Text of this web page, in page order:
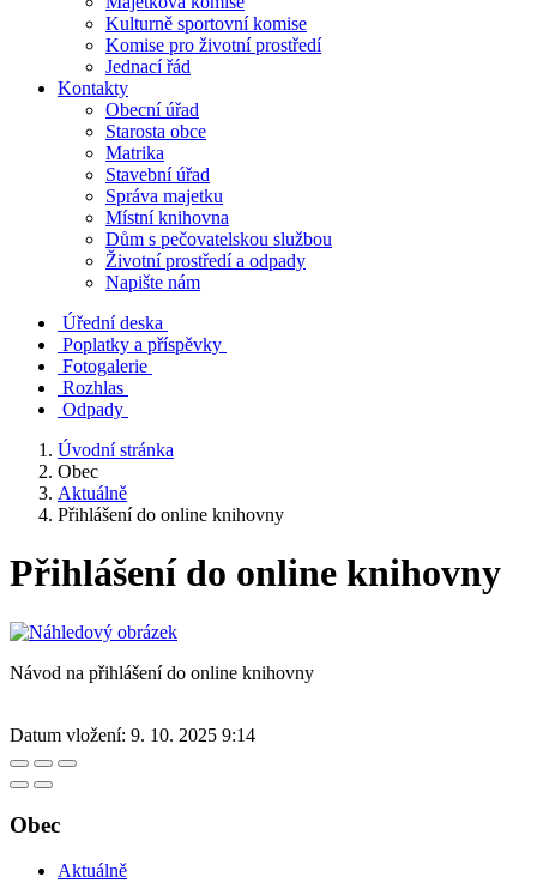
Kulturně sportovní komise
Komise pro životní prostředí
Jednací řád
Kontakty
Obecní úřad
Starosta obce
Matrika
Stavební úřad
Správa majetku
Místní knihovna
Dům s pečovatelskou službou
Životní prostředí a odpady
Napište nám
Úřední deska
Poplatky a příspěvky
Fotogalerie
Rozhlas
Odpady
Úvodní stránka
Obec
Aktuálně
Přihlášení do online knihovny
Přihlášení do online knihovny
Návod na přihlášení do online knihovny
Datum vložení: 9. 10. 2025 9:14
Obec
Aktuálně